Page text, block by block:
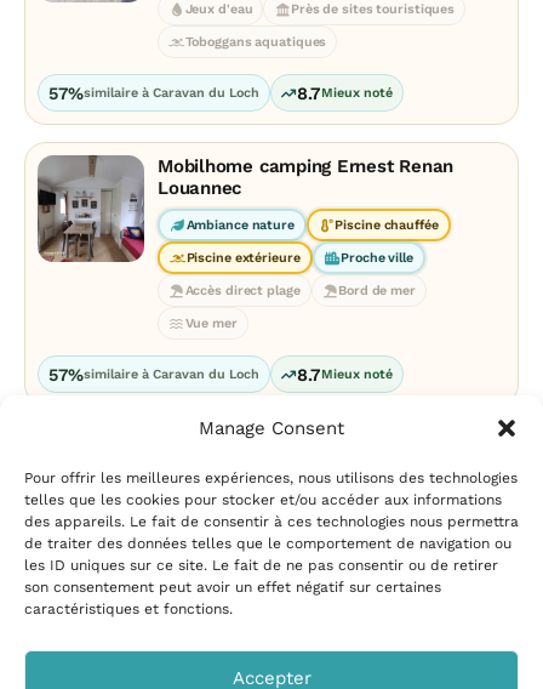
Manage Consent
Pour offrir les meilleures expériences, nous utilisons des technologies
telles que les cookies pour stocker et/ou accéder aux informations
des appareils. Le fait de consentir à ces technologies nous permettra
de traiter des données telles que le comportement de navigation ou
les ID uniques sur ce site. Le fait de ne pas consentir ou de retirer
son consentement peut avoir un effet négatif sur certaines
caractéristiques et fonctions.
Accepter
Jeux d'eau Près de sites touristiques
Toboggans aquatiques
57%similaire à Caravan du Loch 8.7Mieux noté
Mobilhome camping Ernest Renan
Louannec
Ambiance nature Piscine chauffée
Piscine extérieure Proche ville
Accès direct plage Bord de mer
Vue mer
57%similaire à Caravan du Loch 8.7Mieux noté
Mentions légales|Politique
de confidentialité
suggestions|Politique de